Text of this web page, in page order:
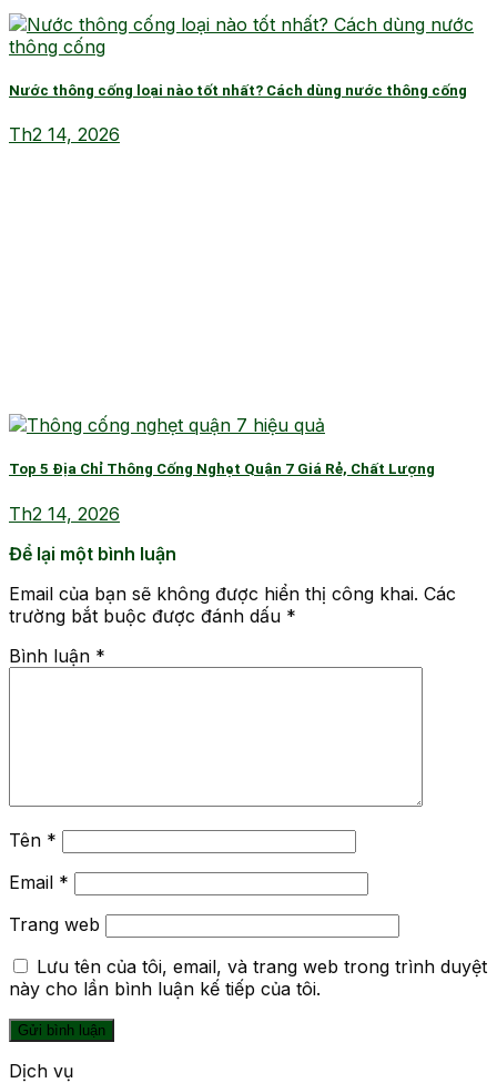
Nước thông cống loại nào tốt nhất? Cách dùng nước thông cống
Th2 14, 2026
Top 5 Địa Chỉ Thông Cống Nghẹt Quận 7 Giá Rẻ, Chất Lượng
Th2 14, 2026
Để lại một bình luận
Email của bạn sẽ không được hiển thị công khai. Các
trường bắt buộc được đánh dấu *
Bình luận *
Tên *
Email *
Trang web
Lưu tên của tôi, email, và trang web trong trình duyệt
này cho lần bình luận kế tiếp của tôi.
Dịch vụ